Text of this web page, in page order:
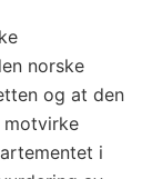
norske
og at den
motvirke
i